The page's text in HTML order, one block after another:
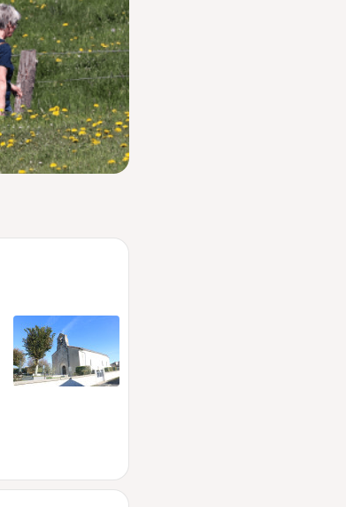
a
m
p
o
i